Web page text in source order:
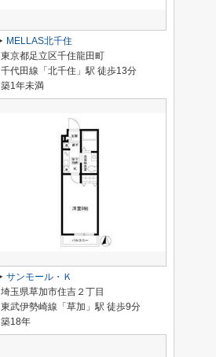
MELLAS北千住
東京都足立区千住龍田町
千代田線「北千住」駅 徒歩13分
築1年未満
サンモール・Ｋ
埼玉県草加市住吉２丁目
東武伊勢崎線「草加」駅 徒歩9分
築18年